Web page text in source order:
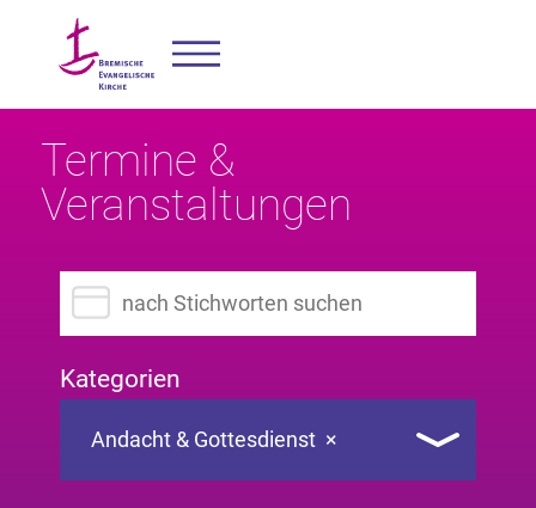
Termine &
Veranstaltungen
Suchbegriff eingeben
Kategorien
×
Andacht & Gottesdienst